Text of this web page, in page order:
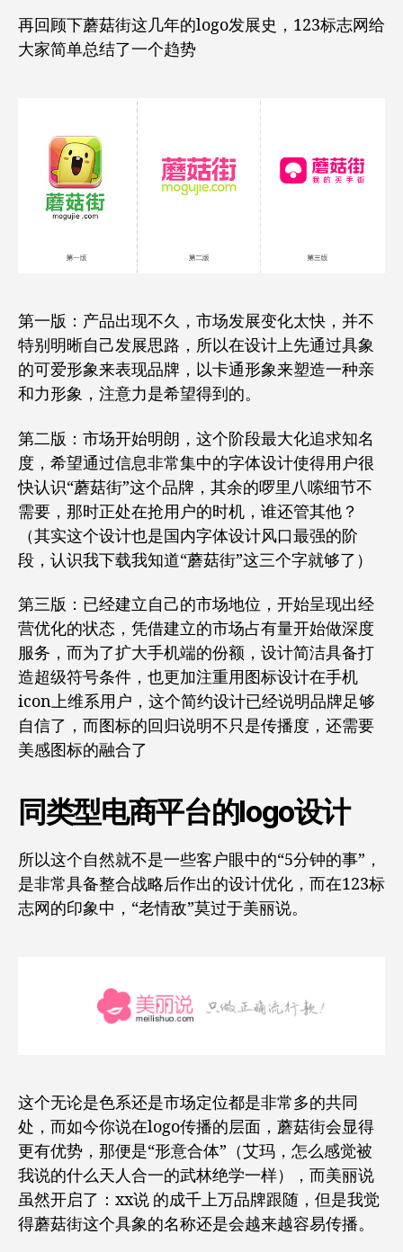
再回顾下蘑菇街这几年的logo发展史，123标志网给
大家简单总结了一个趋势
第一版：产品出现不久，市场发展变化太快，并不
特别明晰自己发展思路，所以在设计上先通过具象
的可爱形象来表现品牌，以卡通形象来塑造一种亲
和力形象，注意力是希望得到的。
第二版：市场开始明朗，这个阶段最大化追求知名
度，希望通过信息非常集中的字体设计使得用户很
快认识“蘑菇街”这个品牌，其余的啰里八嗦细节不
需要，那时正处在抢用户的时机，谁还管其他？
（其实这个设计也是国内字体设计风口最强的阶
段，认识我下载我知道“蘑菇街”这三个字就够了）
第三版：已经建立自己的市场地位，开始呈现出经
营优化的状态，凭借建立的市场占有量开始做深度
服务，而为了扩大手机端的份额，设计简洁具备打
造超级符号条件，也更加注重用图标设计在手机
icon上维系用户，这个简约设计已经说明品牌足够
自信了，而图标的回归说明不只是传播度，还需要
美感图标的融合了
同类型电商平台的logo设计
所以这个自然就不是一些客户眼中的“5分钟的事”，
是非常具备整合战略后作出的设计优化，而在123标
志网的印象中，“老情敌”莫过于美丽说。
这个无论是色系还是市场定位都是非常多的共同
处，而如今你说在logo传播的层面，蘑菇街会显得
更有优势，那便是“形意合体”（艾玛，怎么感觉被
我说的什么天人合一的武林绝学一样），而美丽说
虽然开启了：xx说 的成千上万品牌跟随，但是我觉
得蘑菇街这个具象的名称还是会越来越容易传播。